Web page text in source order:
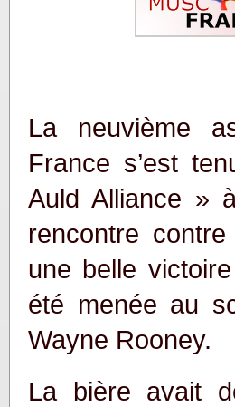
La neuvième
France s’est
Auld Alliance »
rencontre
une belle
été menée au
Wayne Rooney.
La bière avait